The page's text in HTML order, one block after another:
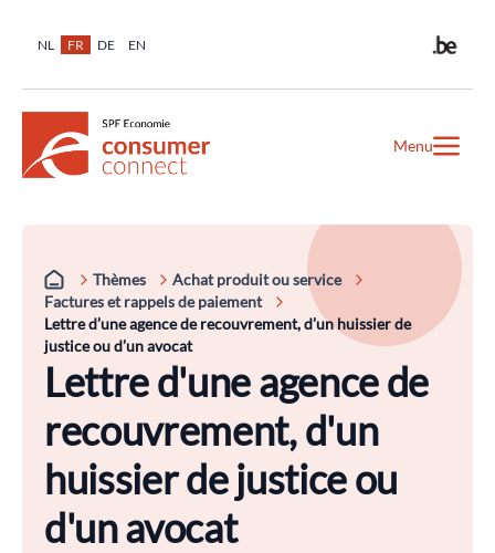
NL FR DE EN
Menu
Thèmes
Achat produit ou service
Factures et rappels de paiement
Lettre d’une agence de recouvrement, d’un huissier de
justice ou d’un avocat
Lettre d'une agence de
recouvrement, d'un
huissier de justice ou
d'un avocat